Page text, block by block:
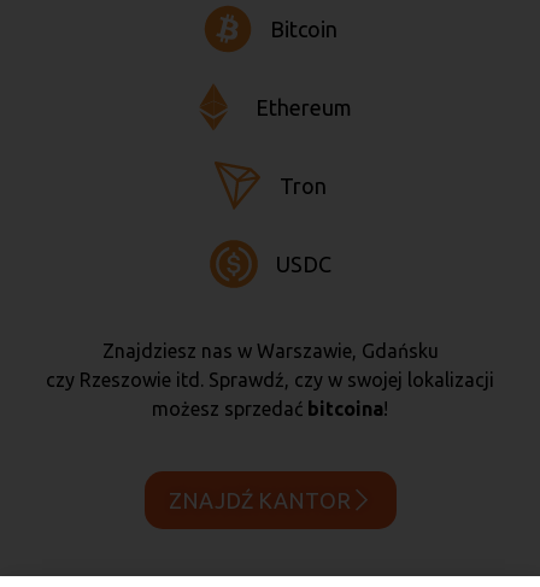
Bitcoin
Ethereum
Tron
USDC
Znajdziesz nas w Warszawie, Gdańsku
czy Rzeszowie itd. Sprawdź, czy w swojej lokalizacji
możesz sprzedać bitcoina!
ZNAJDŹ KANTOR